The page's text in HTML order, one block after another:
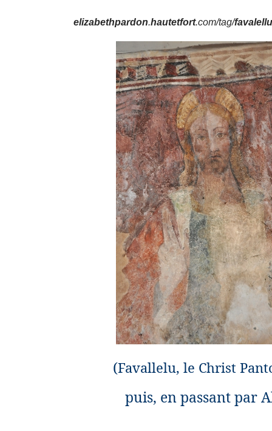
elizabethpardon.hautetfort.com/tag/favalellu
(Favallelu, le Christ
puis, en passant par